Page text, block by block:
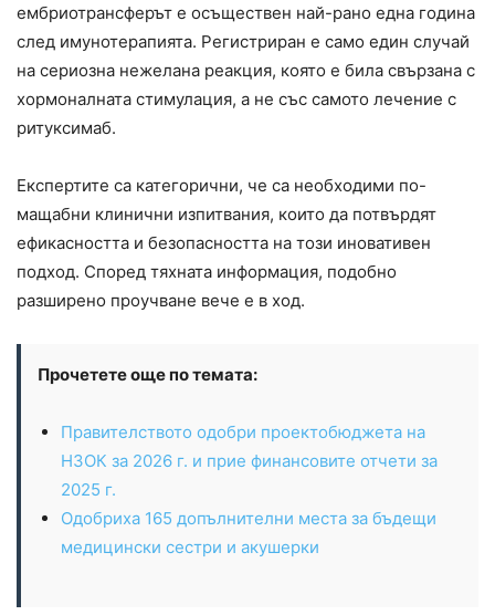
ембриотрансферът е осъществен най-рано една година
след имунотерапията. Регистриран е само един случай
на сериозна нежелана реакция, която е била свързана с
хормоналната стимулация, а не със самото лечение с
ритуксимаб.
Експертите са категорични, че са необходими по-
мащабни клинични изпитвания, които да потвърдят
ефикасността и безопасността на този иновативен
подход. Според тяхната информация, подобно
разширено проучване вече е в ход.
Прочетете още по темата:
Правителството одобри проектобюджета на
НЗОК за 2026 г. и прие финансовите отчети за
2025 г.
Одобриха 165 допълнителни места за бъдещи
медицински сестри и акушерки